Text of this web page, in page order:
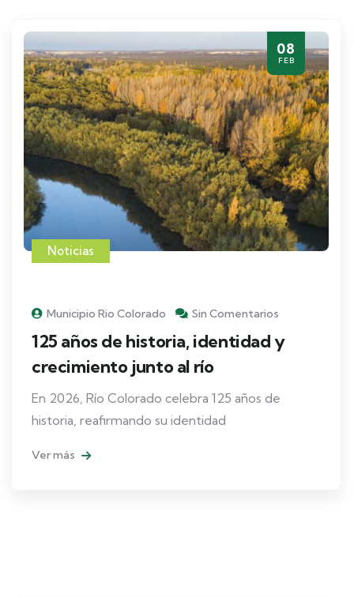
08
FEB
Noticias
Municipio Rio Colorado Sin Comentarios
125 años de historia, identidad y
crecimiento junto al río
En 2026, Río Colorado celebra 125 años de
historia, reafirmando su identidad
Ver más